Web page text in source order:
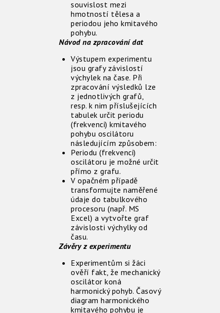
souvislost mezi
hmotností tělesa a
periodou jeho kmitavého
pohybu.
Návod na zpracování dat
Výstupem experimentu
jsou grafy závislostí
výchylek na čase. Při
zpracování výsledků lze
z jednotlivých grafů,
resp. k nim příslušejících
tabulek určit periodu
(frekvenci) kmitavého
pohybu oscilátoru
následujícím způsobem:
Periodu (frekvenci)
oscilátoru je možné určit
přímo z grafu.
V opačném případě
transformujte naměřené
údaje do tabulkového
procesoru (např. MS
Excel) a vytvořte graf
závislosti výchylky od
času.
Závěry z experimentu
Experimentům si žáci
ověří fakt, že mechanický
oscilátor koná
harmonický pohyb. Časový
diagram harmonického
kmitavého pohybu je